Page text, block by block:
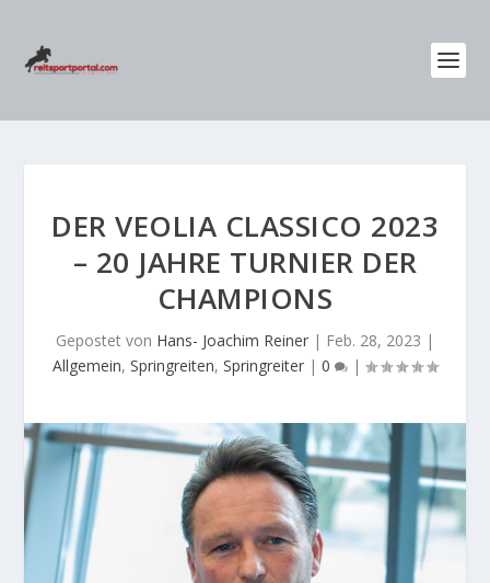
DER VEOLIA CLASSICO 2023
– 20 JAHRE TURNIER DER
CHAMPIONS
Gepostet von Hans- Joachim Reiner | Feb. 28, 2023 |
Allgemein, Springreiten, Springreiter | 0 |